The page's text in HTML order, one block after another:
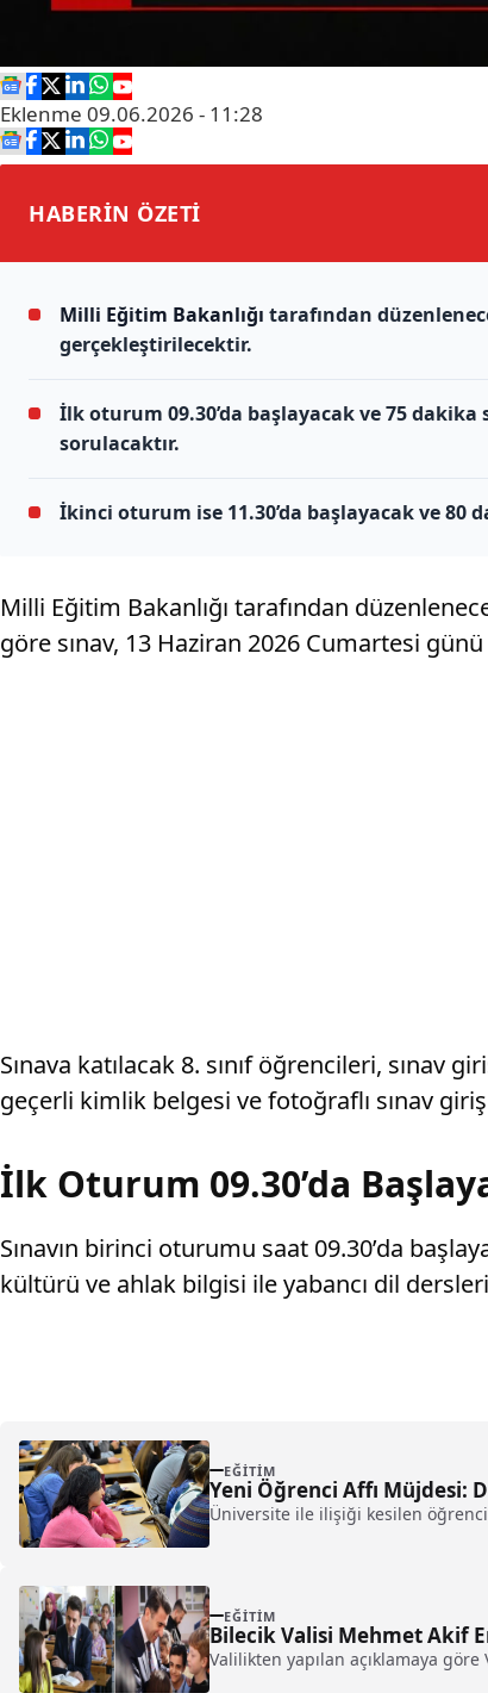
Eklenme 09.06.2026 - 11:28
HABERİN ÖZETİ
Milli Eğitim Bakanlığı tarafından
gerçekleştirilecektir.
İlk oturum 09.30’da başlayacak ve 75
sorulacaktır.
İkinci oturum ise 11.30’da başlayacak ve
Milli Eğitim Bakanlığı tarafından
göre sınav, 13 Haziran 2026 Cumartesi
Sınava katılacak 8. sınıf öğrencileri,
geçerli kimlik belgesi ve fotoğraflı sınav
İlk Oturum 09.30’da
Sınavın birinci oturumu saat 09.30’da
kültürü ve ahlak bilgisi ile yabancı dil
EĞITIM
Yeni Öğrenci Affı Müjdesi:
Üniversite ile ilişiği kesilen
EĞITIM
Bilecik Valisi Mehmet Akif
Valilikten yapılan açıklamaya